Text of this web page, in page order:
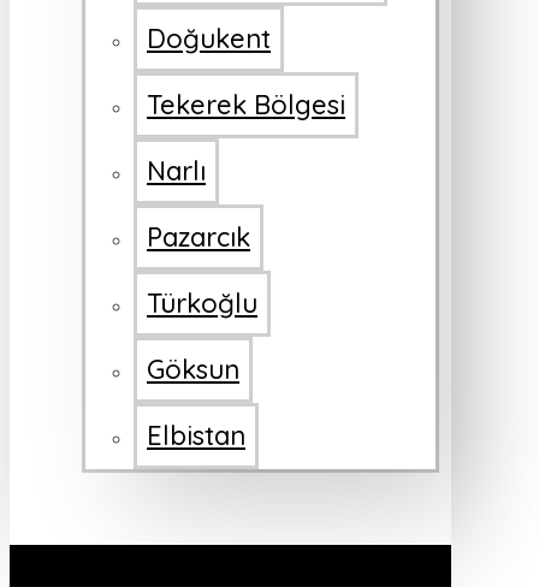
Doğukent
Tekerek Bölgesi
Narlı
Pazarcık
Türkoğlu
Göksun
Elbistan